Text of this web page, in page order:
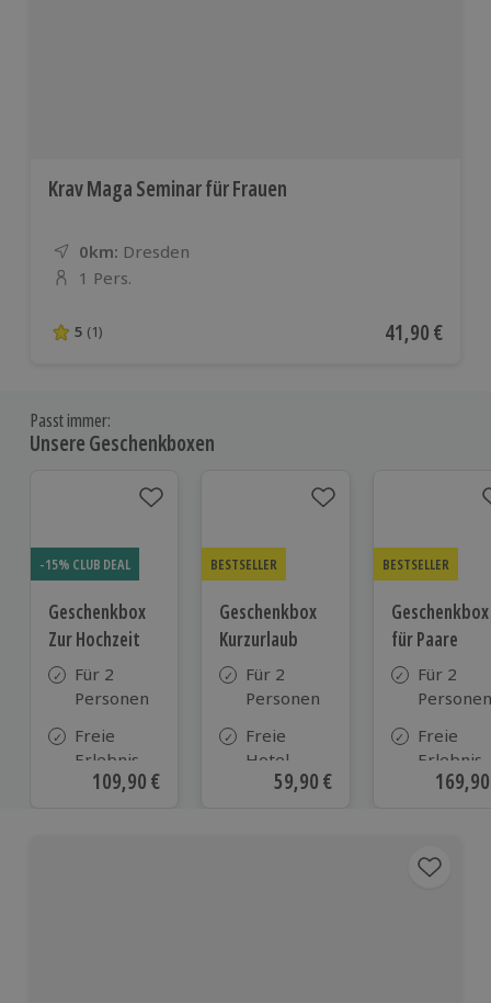
Krav Maga Seminar für Frauen
0km: Entfernung
Standort
Dresden
Anzahl der Teilnehmer
1 Pers.
5 von 5 Sternen basierend auf 1 Bewertungen
5 (1) Aktueller
41,90 €
Passt immer:
Unsere Geschenkboxen
-15% CLUB DEAL
Geschenkbox
Zur Hochzeit
Für 2
Personen
Freie
Erlebnis-
Auswahl
Aktueller Preis
109,90 €
BESTSELLER
Geschenkbox
Kurzurlaub
Für 2
Personen
Freie
Hotel-
Auswahl
Aktueller Preis
59,90 €
BESTSELLER
Geschenkbox
für Paare
Für 2
Personen
Freie
Erlebnis-
Auswahl